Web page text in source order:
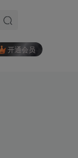
开通会员